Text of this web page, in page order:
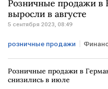
Розничные продажи в
выросли в августе
5 сентября 2023, 08:49
розничные продажи
Экономика
статистика
Розничные продажи в
снизились в июле